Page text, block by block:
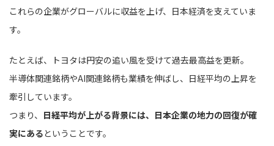
これらの企業がグローバルに収益を上げ、日本経済を支えていま
す。
たとえば、トヨタは円安の追い風を受けて過去最高益を更新。
半導体関連銘柄やAI関連銘柄も業績を伸ばし、日経平均の上昇を
牽引しています。
つまり、 日経平均が上がる背景には、日本企業の地力の回復が確
実にあるということです。